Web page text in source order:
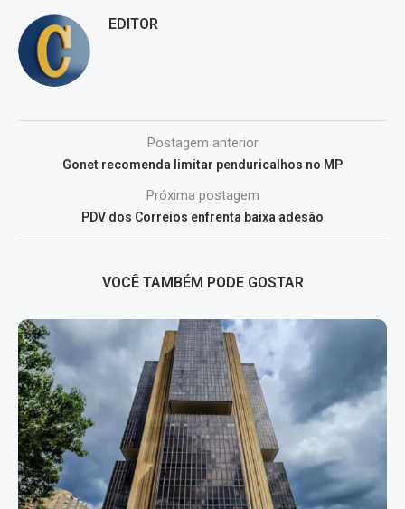
EDITOR
Postagem anterior
Gonet recomenda limitar penduricalhos no MP
Próxima postagem
PDV dos Correios enfrenta baixa adesão
VOCÊ TAMBÉM PODE GOSTAR